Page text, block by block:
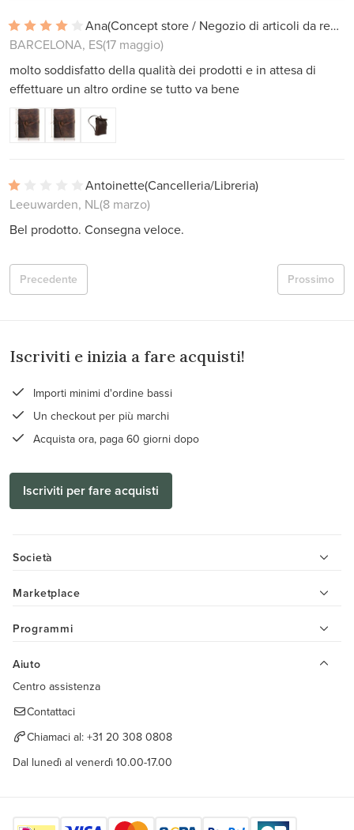
Ana
(Concept store / Negozio di articoli da regalo)
BARCELONA, ES(17 maggio)
molto soddisfatto della qualità dei prodotti e in attesa di
effettuare un altro ordine se tutto va bene
Antoinette(Cancelleria/Libreria)
Leeuwarden, NL(8 marzo)
Bel prodotto. Consegna veloce.
Prossimo
Precedente
Iscriviti e inizia a fare acquisti!
Importi minimi d'ordine bassi
Un checkout per più marchi
Acquista ora, paga 60 giorni dopo
Iscriviti per fare acquisti
Società
Marketplace
Programmi
Aiuto
Centro assistenza
Contattaci
Chiamaci al: +31 20 308 0808
Dal lunedì al venerdì 10.00-17.00